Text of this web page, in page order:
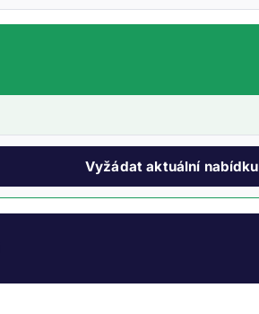
Vyžádat aktuální nabídku